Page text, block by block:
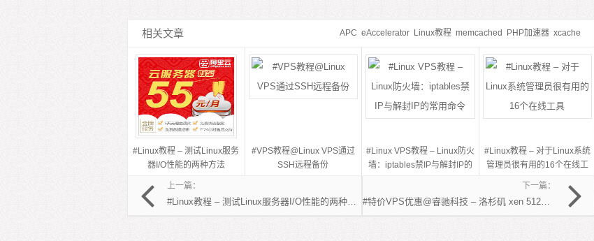
APC eAccelerator Linux教程 memcached PHP加速器 xcache
相关文章
#Linux教程 – 测试Linux服务
器I/O性能的两种方法
#VPS教程@Linux VPS通过
SSH远程备份
#Linux VPS教程 – Linux防火
墙：iptables禁IP与解封IP的
#Linux教程 – 对于Linux系统
管理员很有用的16个在线工
具
上一篇：
#Linux教程 – 测试Linux服务器I/O性能的两种方法
下一篇：
#特价VPS优惠@睿驰科技 – 洛杉矶 xen 512M 20G 2ip 60元/季